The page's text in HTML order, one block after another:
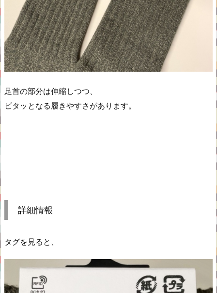
足首の部分は伸縮しつつ、
ピタッとなる履きやすさがあります。
詳細情報
タグを見ると、